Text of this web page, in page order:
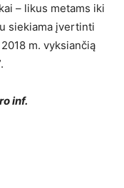
– likus metams iki
siekiama įvertinti
m. vyksiančią
inf.